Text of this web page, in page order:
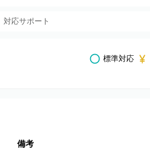
対応サポート
標準対応
備考